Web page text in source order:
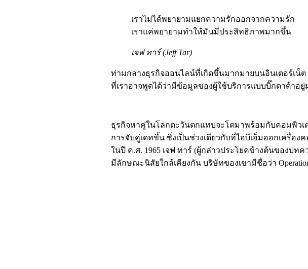
เราไม่ได้พยายามแยกความรักออกจากความรัก
เราแค่พยายามทำให้มันมีประสิทธิภาพมากขึ้น
เจฟ ทาร์ (Jeff Tar)
ท่ามกลางธุรกิจออนไลน์ที่เกิดขึ้นมากมายบนอินเตอร์เน็
ที่เราอาจพูดได้ว่ามีข้อมูลของผู้ใช้บริการแบบบิ๊กดาต้าอ
ธุรกิจหาคู่ในโลกตะวันตกแทบจะโตมาพร้อมกับคอมพิวเ
การจับคู่เดทขึ้น ซึ่งเป็นช่วงเดียวกับที่ไอบีเอ็มออกเครื่อ
ในปี ค.ศ. 1965 เจฟ ทาร์ (ผู้กล่าวประโยคข้างต้นของบ
มีลักษณะนิสัยใกล้เคียงกัน บริษัทของเขามีชื่อว่า